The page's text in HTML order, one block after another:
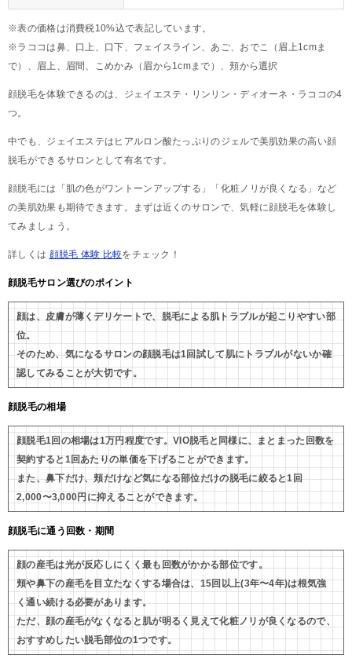
※表の価格は消費税10%込で表記しています。
※ラココは鼻、口上、口下、フェイスライン、あご、おでこ（眉上1cmま
で）、眉上、眉間、こめかみ（眉から1cmまで）、頬から選択
顔脱毛を体験できるのは、ジェイエステ・リンリン・ディオーネ・ラココの4
つ。
中でも、ジェイエステはヒアルロン酸たっぷりのジェルで美肌効果の高い顔
脱毛ができるサロンとして有名です。
顔脱毛には「肌の色がワントーンアップする」「化粧ノリが良くなる」など
の美肌効果も期待できます。まずは近くのサロンで、気軽に顔脱毛を体験し
てみましょう。
詳しくは 顔脱毛 体験 比較をチェック！
顔脱毛サロン選びのポイント
顔は、皮膚が薄くデリケートで、脱毛による肌トラブルが起こりやすい部
位。
そのため、気になるサロンの顔脱毛は1回試して肌にトラブルがないか確
認してみることが大切です。
顔脱毛の相場
顔脱毛1回の相場は1万円程度です。VIO脱毛と同様に、まとまった回数を
契約すると1回あたりの単価を下げることができます。
また、鼻下だけ、頬だけなど気になる部位だけの脱毛に絞ると1回
2,000〜3,000円に抑えることができます。
顔脱毛に通う回数・期間
顔の産毛は光が反応しにくく最も回数がかかる部位です。
頬や鼻下の産毛を目立たなくする場合は、15回以上(3年〜4年)は根気強
く通い続ける必要があります。
ただ、顔の産毛がなくなると肌が明るく見えて化粧ノリが良くなるので、
おすすめしたい脱毛部位の1つです。